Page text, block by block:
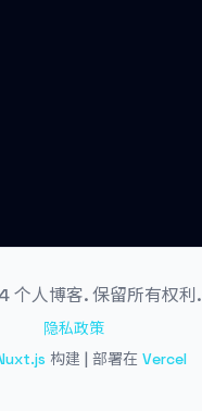
个人博客. 保留所有权利.
隐私政策
构建 | 部署在 Vercel